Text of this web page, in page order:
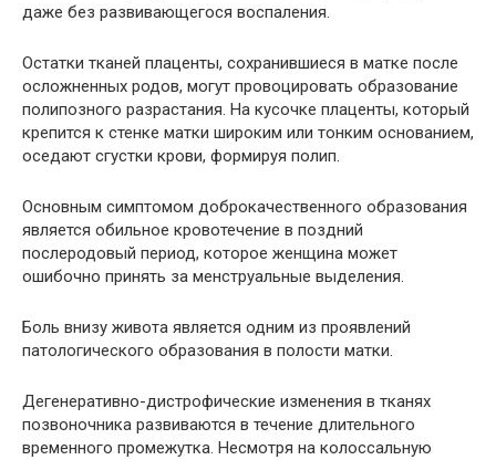
даже без развивающегося воспаления.
Остатки тканей плаценты, сохранившиеся в матке после
осложненных родов, могут провоцировать образование
полипозного разрастания. На кусочке плаценты, который
крепится к стенке матки широким или тонким основанием,
оседают сгустки крови, формируя полип.
Основным симптомом доброкачественного образования
является обильное кровотечение в поздний
послеродовый период, которое женщина может
ошибочно принять за менструальные выделения.
Боль внизу живота является одним из проявлений
патологического образования в полости матки.
Дегенеративно-дистрофические изменения в тканях
позвоночника развиваются в течение длительного
временного промежутка. Несмотря на колоссальную